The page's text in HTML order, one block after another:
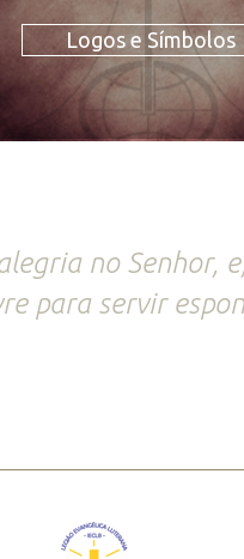
Logos e Símbolos
no Senhor,
para servir